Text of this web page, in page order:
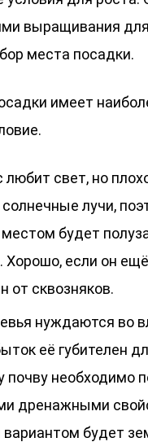
выращивания
места посадки.
имеет
любит свет, но
лучи,
будет
Хорошо, если он
от сквозняков.
нуждаются во
её губителен
почву необходимо
дренажными
будет